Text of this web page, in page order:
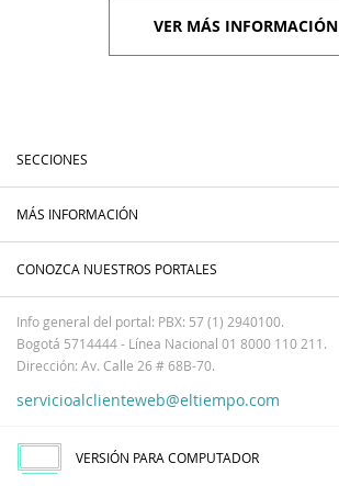
VER MÁS INFORMACIÓN
SECCIONES
MÁS INFORMACIÓN
CONOZCA NUESTROS PORTALES
Info general del portal: PBX: 57 (1) 2940100.
Bogotá 5714444 - Línea Nacional 01 8000 110 211.
Dirección: Av. Calle 26 # 68B-70.
servicioalclienteweb@eltiempo.com
VERSIÓN PARA COMPUTADOR